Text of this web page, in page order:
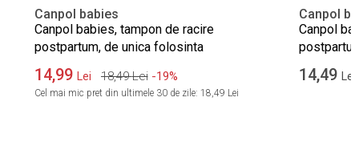
Canpol babies
Canpol babies, tampon de racire
postpartum, de unica folosinta
14,99 Lei 18,49 Lei -19%
Cel mai mic pret din ultimele 30 de zile: 18,49 Lei
Canpol
Canpol
14,49 Lei